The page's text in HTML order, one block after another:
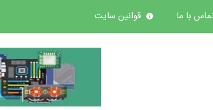
با ما قوانین سایت